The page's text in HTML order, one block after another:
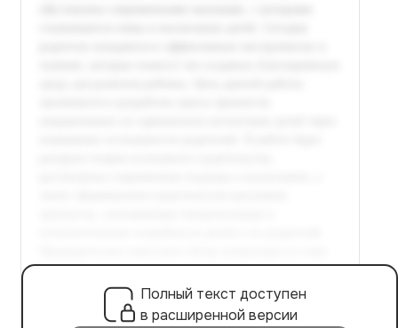
Полный текст доступен
в расширенной версии